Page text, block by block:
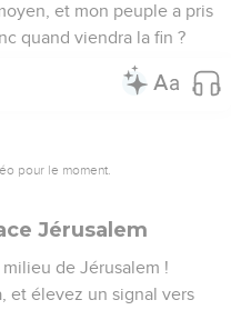
et mon peuple a pris
quand viendra la fin ?
pour le moment.
Jérusalem
de Jérusalem !
et élevez un signal vers